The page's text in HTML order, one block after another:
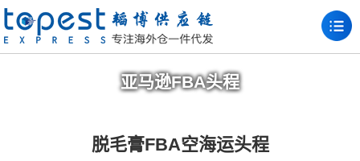
亚马逊FBA头程
脱毛膏FBA空海运头程